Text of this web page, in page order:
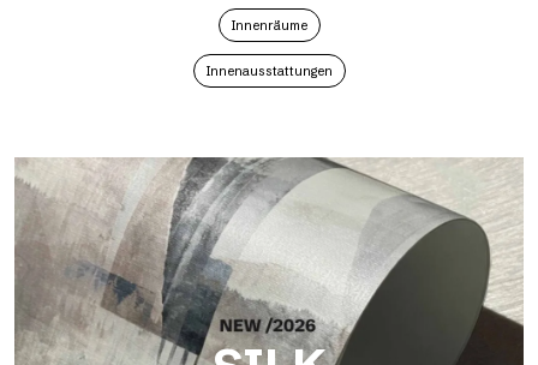
Innenräume
Innenausstattungen